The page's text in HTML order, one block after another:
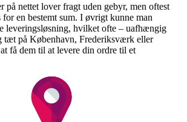
på nettet lover fragt uden gebyr, men oftest
for en bestemt sum. I øvrigt kunne man
leveringsløsning, hvilket ofte – uafhængig
tæt på København, Frederiksværk eller
få dem til at levere din ordre til et